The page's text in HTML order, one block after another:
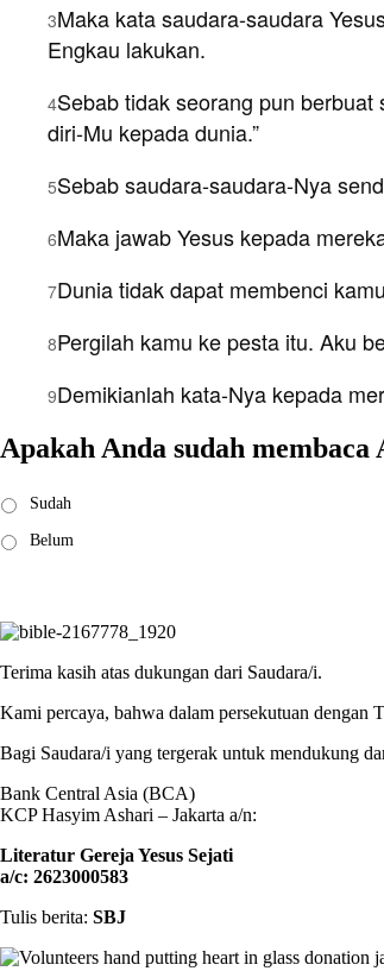
3Maka kata saudara-saudara
Engkau lakukan.
4Sebab tidak seorang pun
diri-Mu kepada dunia.”
5Sebab saudara-saudara-Nya
6Maka jawab Yesus kepada
7Dunia tidak dapat membenci
8Pergilah kamu ke pesta itu. Aku
9Demikianlah kata-Nya kepada
Apakah Anda sudah
Saya
membaca:
Sudah
Belum
Terima kasih atas dukungan dari Saudara/i.
Kami percaya, bahwa dalam persekutuan dengan
Bagi Saudara/i yang tergerak untuk mendukung
Bank Central Asia (BCA)
KCP Hasyim Ashari – Jakarta a/n:
Literatur Gereja Yesus Sejati
a/c: 2623000583
Tulis berita: SBJ